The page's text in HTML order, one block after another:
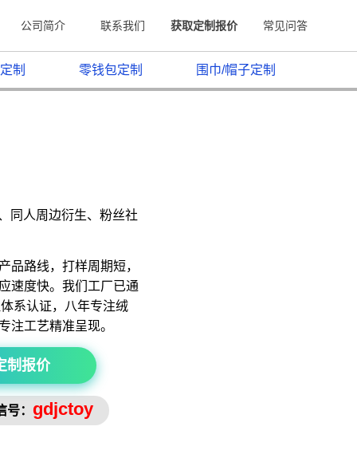
公司简介 联系我们 获取定制报价 常见问答
制 零钱包定制 围巾/帽子定制
同人周边衍生、粉丝社
品路线，打样周期短，
速度快。我们工厂已通
系认证，八年专注绒
注工艺精准呈现。
制报价
： gdjctoy